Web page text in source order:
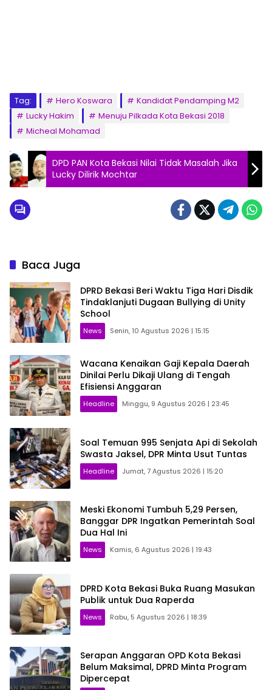
Tag: Hero Koswara
Kandidat Pendamping M2
Lucky Hakim
Menuju Pilkada Kota Bekasi 2018
Micheal Mohamad
DPD PAN Kota Bekasi Nilai Tidak Masalah Jika
Lucky Dilirik Mochtar
Baca Juga
DPRD Bekasi Beri Waktu Tiga Hari Disdik
Tindaklanjuti Dugaan Bullying di Unity
School
News Senin, 10 Agustus 2026 | 15:15
Wacana Kenaikan Gaji Kepala Daerah
Dinilai Perlu Dikaji Ulang di Tengah
Efisiensi Anggaran
Headline Minggu, 9 Agustus 2026 | 23:45
Soal Temuan 995 Senjata Api di Sekolah
Swasta Jaksel, DPR Minta Usut Tuntas
Headline Jumat, 7 Agustus 2026 | 15:20
Meski Ekonomi Tumbuh 5,29 Persen,
Banggar DPR Ingatkan Pemerintah Soal
Dua Hal Ini
News Kamis, 6 Agustus 2026 | 19:43
DPRD Kota Bekasi Buka Ruang Masukan
Publik untuk Dua Raperda
News Rabu, 5 Agustus 2026 | 18:39
Serapan Anggaran OPD Kota Bekasi
Belum Maksimal, DPRD Minta Program
Dipercepat